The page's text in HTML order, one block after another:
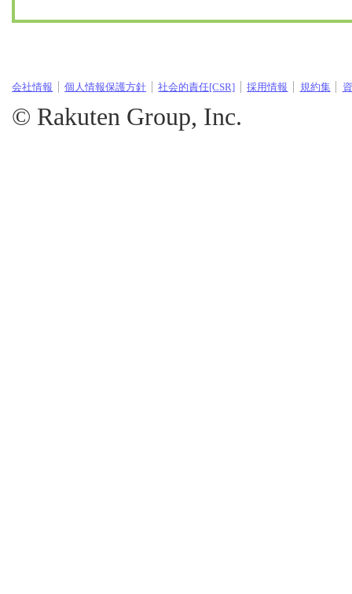
会社情報 個人情報保護方針 社会的責任[CSR] 採用情報 規約集
© Rakuten Group, Inc.